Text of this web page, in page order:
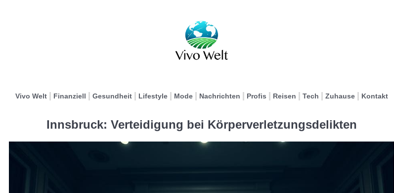
Vivo Welt Finanziell Gesundheit Lifestyle Mode Nachrichten Profis Reisen Tech Zuhause Kontakt
Innsbruck: Verteidigung bei Körperverletzungsdelikten